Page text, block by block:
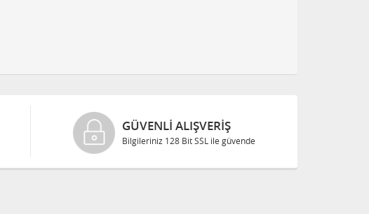
GÜVENLI ALIŞVERIŞ
Bilgileriniz 128 Bit SSL ile güvende